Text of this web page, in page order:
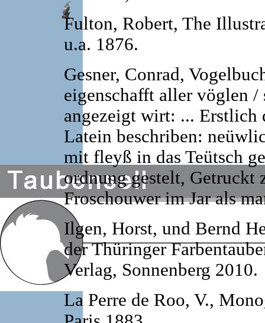
Fulton, Robert, The
u.a. 1876.
Gesner, Conrad,
eigenschafft aller vöglen
angezeigt wirt: ... Erstlich
Latein beschriben:
mit fleyß in das Teütsch
ordnung gestelt,
Froschouwer im Jar als
Ilgen, Horst, und Bernd
der Thüringer
Verlag, Sonnenberg 2010.
La Perre de Roo, V.,